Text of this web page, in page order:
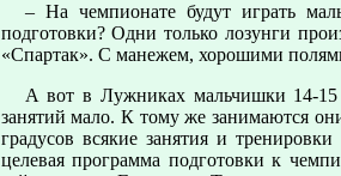
– На чемпионате будут играть
подготовки? Одни только лозунги
«Спартак». С манежем, хорошими
А вот в Лужниках мальчишки 14-15
занятий мало. К тому же занимаются
градусов всякие занятия и
целевая программа подготовки к